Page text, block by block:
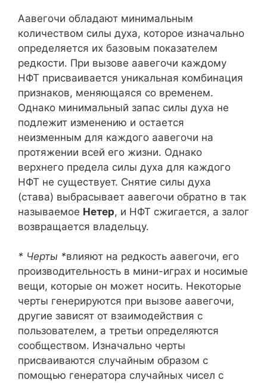
Аавегочи обладают минимальным
количеством силы духа, которое изначально
определяется их базовым показателем
редкости. При вызове аавегочи каждому
НФТ присваивается уникальная комбинация
признаков, меняющаяся со временем.
Однако минимальный запас силы духа не
подлежит изменению и остается
неизменным для каждого аавегочи на
протяжении всей его жизни. Однако
верхнего предела силы духа для каждого
НФТ не существует. Снятие силы духа
(става) выбрасывает аавегочи обратно в так
называемое Нетер, и НФТ сжигается, а залог
возвращается владельцу.
* Черты *влияют на редкость аавегочи, его
производительность в мини-играх и носимые
вещи, которые он может носить. Некоторые
черты генерируются при вызове аавегочи,
другие зависят от взаимодействия с
пользователем, а третьи определяются
сообществом. Изначально черты
присваиваются случайным образом с
помощью генератора случайных чисел с